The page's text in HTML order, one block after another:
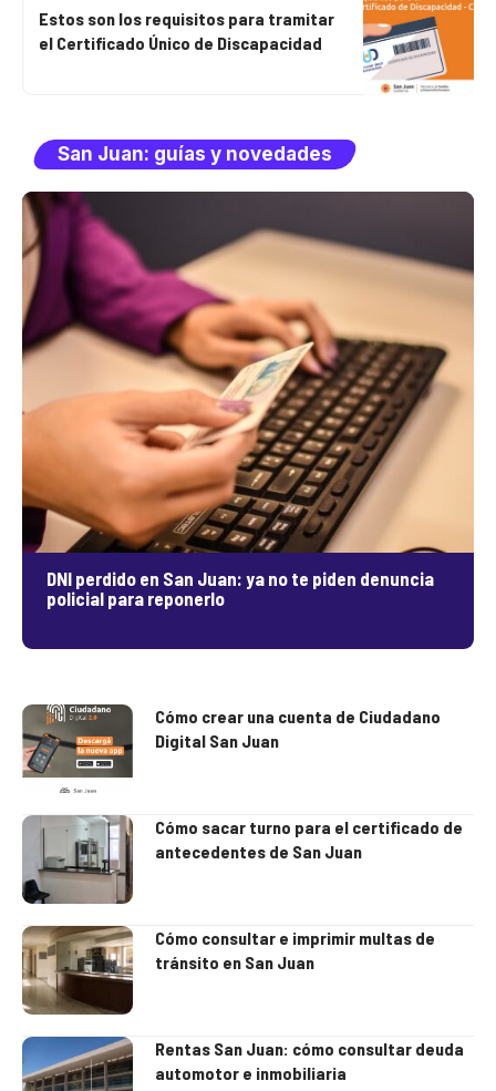
San Juan: guías y novedades
DNI perdido en San Juan: ya no te piden denuncia
policial para reponerlo
Cómo crear una cuenta de Ciudadano
Digital San Juan
Cómo sacar turno para el certificado de
antecedentes de San Juan
Cómo consultar e imprimir multas de
tránsito en San Juan
Rentas San Juan: cómo consultar deuda
automotor e inmobiliaria
Estos son los requisitos para tramitar
el Certificado Único de Discapacidad